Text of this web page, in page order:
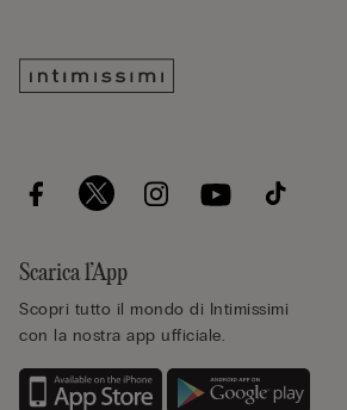
Scarica l’App
Scopri tutto il mondo di Intimissimi
con la nostra app ufficiale.